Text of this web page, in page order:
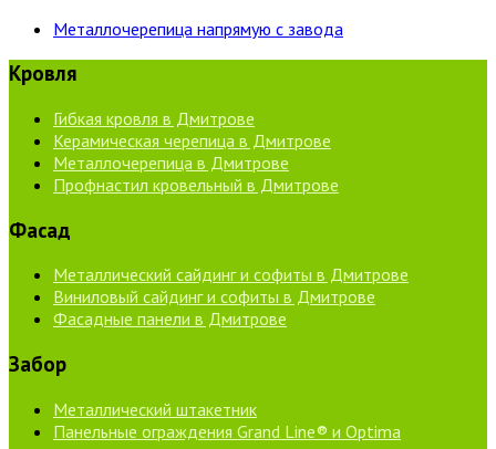
Металлочерепица напрямую с завода
Кровля
Гибкая кровля в Дмитрове
Керамическая черепица в Дмитрове
Металлочерепица в Дмитрове
Профнастил кровельный в Дмитрове
Фасад
Металлический сайдинг и софиты в Дмитрове
Виниловый сайдинг и софиты в Дмитрове
Фасадные панели в Дмитрове
Забор
Металлический штакетник
Панельные ограждения Grand Line® и Optima